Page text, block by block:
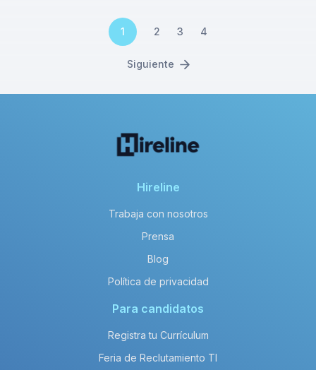
1 2 3 4
Siguiente
Hireline
Trabaja con nosotros
Prensa
Blog
Política de privacidad
Para candidatos
Registra tu Currículum
Feria de Reclutamiento TI